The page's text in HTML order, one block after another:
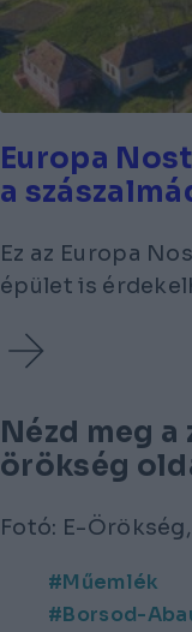
Europa
a
Ez az Europa
épület is
Nézd meg a
örökség
Fotó: E-
Műemlék
Borsod-